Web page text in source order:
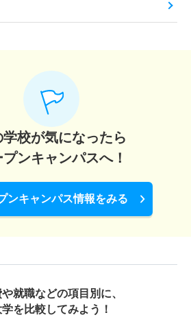
学校が気になったら
プンキャンパスへ！
ンキャンパス情報をみる
就職などの項目別に、
学を比較してみよう！